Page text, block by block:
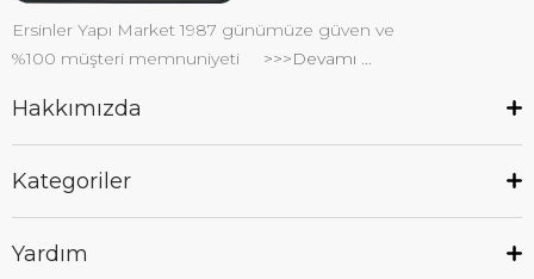
Ersinler Yapı Market 1987 günümüze güven ve
%100 müşteri memnuniyeti
>>>Devamı ...
Hakkımızda
Kategoriler
Yardım